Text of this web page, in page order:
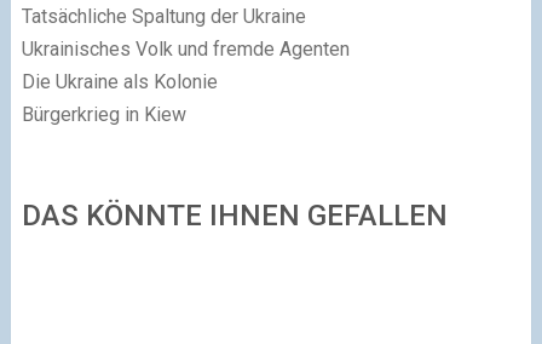
Tatsächliche Spaltung der Ukraine
Ukrainisches Volk und fremde Agenten
Die Ukraine als Kolonie
Bürgerkrieg in Kiew
DAS KÖNNTE IHNEN GEFALLEN